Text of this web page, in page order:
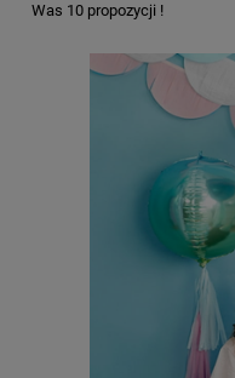
Was 10 propozycji !